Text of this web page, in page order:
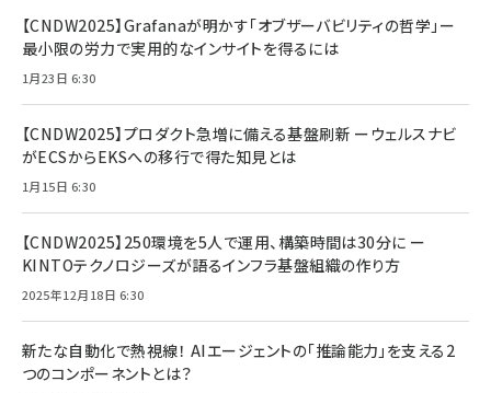
【CNDW2025】Grafanaが明かす「オブザーバビリティの哲学」ー
最小限の労力で実用的なインサイトを得るには
1月23日 6:30
【CNDW2025】プロダクト急増に備える基盤刷新 ーウェルスナビ
がECSからEKSへの移行で得た知見とは
1月15日 6:30
【CNDW2025】250環境を5人で運用、構築時間は30分に ー
KINTOテクノロジーズが語るインフラ基盤組織の作り方
2025年12月18日 6:30
新たな自動化で熱視線！ AIエージェントの「推論能力」を支える2
つのコンポーネントとは？